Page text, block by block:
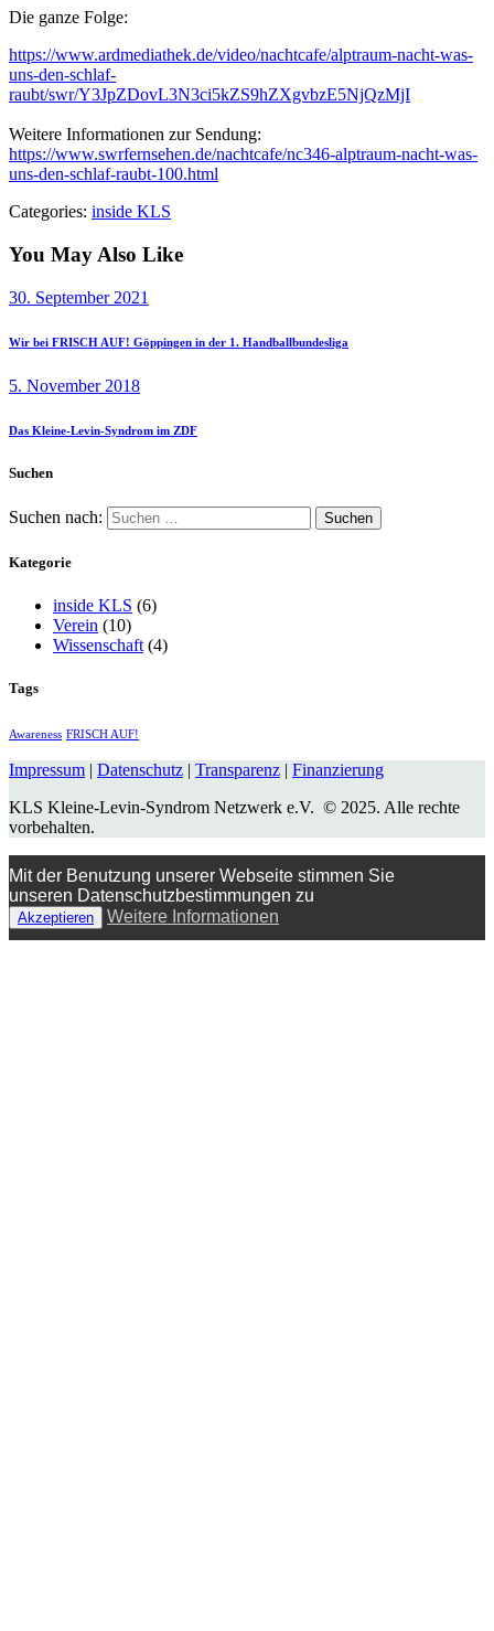
Die ganze Folge:
https://www.ardmediathek.de/video/nachtcafe/alptraum-nacht-was-
uns-den-schlaf-
raubt/swr/Y3JpZDovL3N3ci5kZS9hZXgvbzE5NjQzMjI
Weitere Informationen zur Sendung:
https://www.swrfernsehen.de/nachtcafe/nc346-alptraum-nacht-was-
uns-den-schlaf-raubt-100.html
Categories: inside KLS
You May Also Like
30. September 2021
Wir bei FRISCH AUF! Göppingen in der 1. Handballbundesliga
5. November 2018
Das Kleine-Levin-Syndrom im ZDF
Suchen
Suchen nach:
Kategorie
inside KLS (6)
Verein (10)
Wissenschaft (4)
Tags
Awareness FRISCH AUF!
Impressum | Datenschutz | Transparenz | Finanzierung
KLS Kleine-Levin-Syndrom Netzwerk e.V. © 2025. Alle rechte
vorbehalten.
Mit der Benutzung unserer Webseite stimmen Sie
unseren Datenschutzbestimmungen zu
Akzeptieren Weitere Informationen